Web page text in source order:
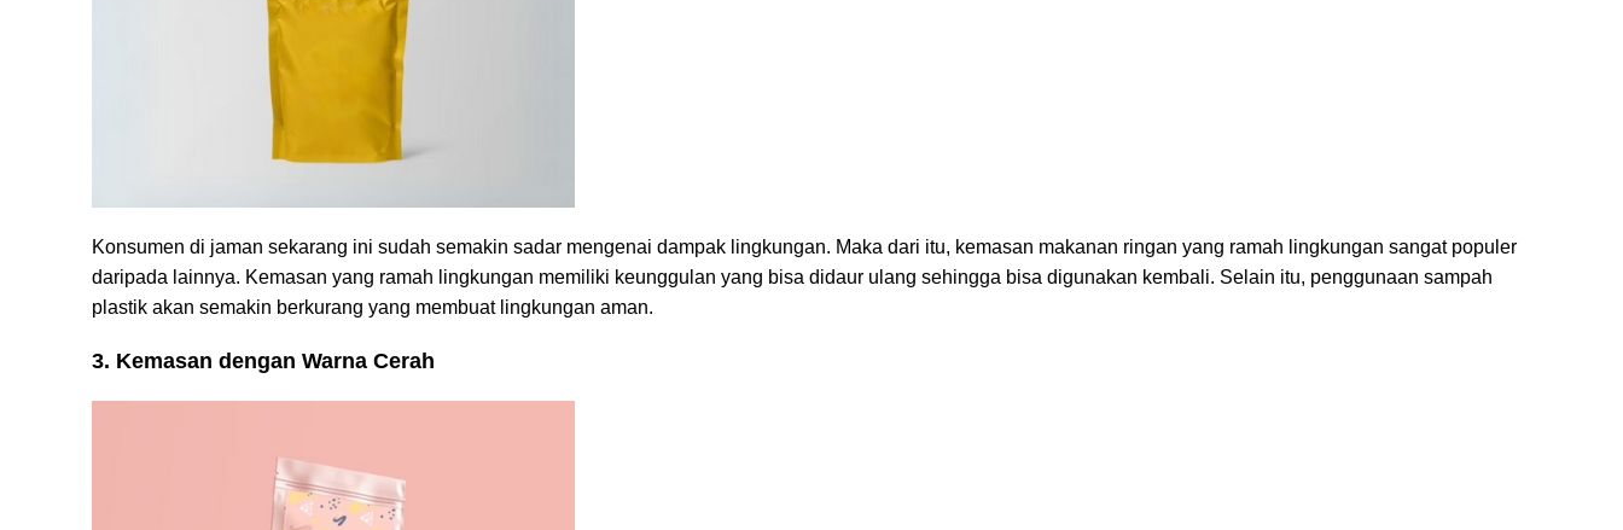
Konsumen di jaman sekarang ini sudah semakin sadar mengenai dampak lingkungan. Maka dari itu, kemasan makanan ringan yang ramah lingkungan sangat populer
daripada lainnya. Kemasan yang ramah lingkungan memiliki keunggulan yang bisa didaur ulang sehingga bisa digunakan kembali. Selain itu, penggunaan sampah
plastik akan semakin berkurang yang membuat lingkungan aman.
3. Kemasan dengan Warna Cerah